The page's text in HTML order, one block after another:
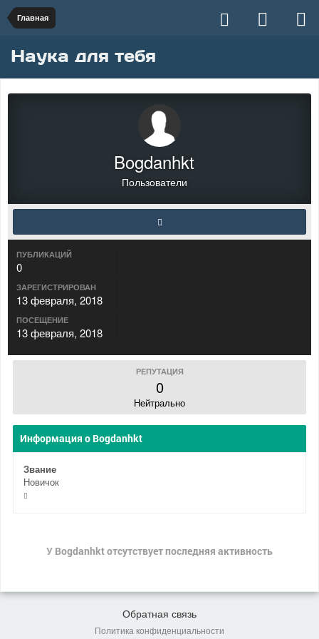
Главная
Наука для тебя
Bogdanhkt
Пользователи
ПУБЛИКАЦИЙ
0
ЗАРЕГИСТРИРОВАН
13 февраля, 2018
ПОСЕЩЕНИЕ
13 февраля, 2018
РЕПУТАЦИЯ
0
Нейтрально
Информация о Bogdanhkt
Звание
Новичок
У Bogdanhkt отсутствует последняя активность
Обратная связь
Политика конфиденциальности